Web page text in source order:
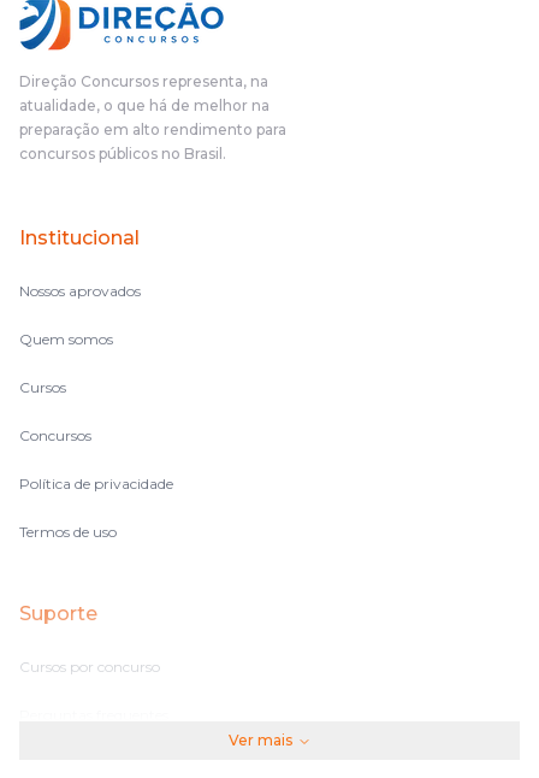
pudesse enxergar o que eu errei e corrigir minha rota.E além
das aulas vocês(Direção Concursos), que fizeram um
o aluno, além de ter que estudar, ele tem que perder tempo
fazendo um cronograma, num pós- edital é muito
complicado, é uma avalanche de informação, então vocês
terem feito isso é muito bacana, porque quando eu me sentia
no volume de matérias.
Direção Concursos representa, na
atualidade, o que há de melhor na
preparação em alto rendimento para
concursos públicos no Brasil.
Institucional
Nossos aprovados
Quem somos
Cursos
Concursos
Política de privacidade
Termos de uso
Suporte
Cursos por concurso
Ver mais